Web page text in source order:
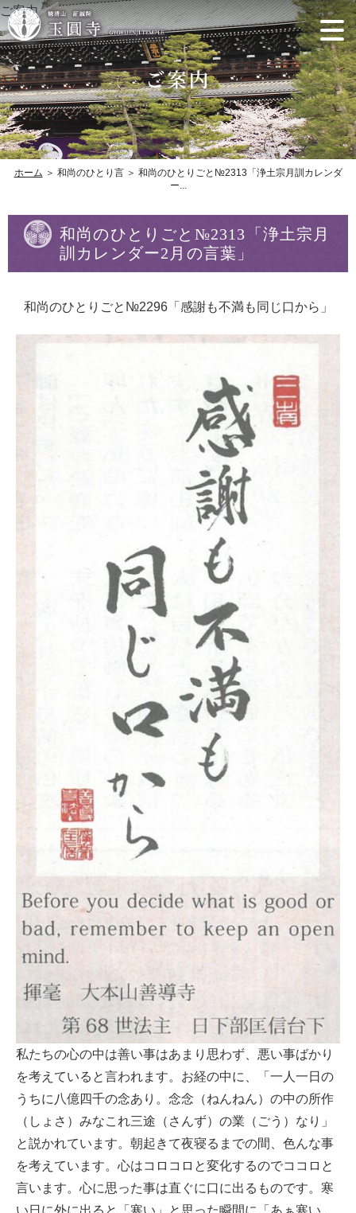
ご案内
ホーム ＞ 和尚のひとり言 ＞ 和尚のひとりごと№2313「浄土宗月訓カレンダ
ー...
和尚のひとりごと№2313「浄土宗月
訓カレンダー2月の言葉」
和尚のひとりごと№2296「感謝も不満も同じ口から」
私たちの心の中は善い事はあまり思わず、悪い事ばかり
を考えていると言われます。お経の中に、「一人一日の
うちに八億四千の念あり。念念（ねんねん）の中の所作
（しょさ）みなこれ三途（さんず）の業（ごう）なり」
と説かれています。朝起きて夜寝るまでの間、色んな事
を考えています。心はコロコロと変化するのでココロと
言います。心に思った事は直ぐに口に出るものです。寒
い日に外に出ると「寒い」と思った瞬間に「あぁ寒い、